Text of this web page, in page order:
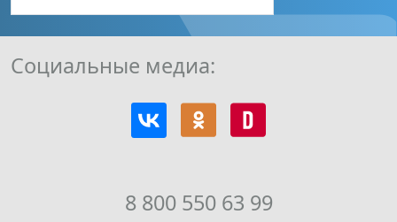
8 800 550 63 99
Социальные медиа: